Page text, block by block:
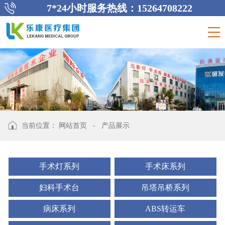
7*24小时服务热线：15264708222
当前位置： 网站首页 - 产品展示
手术灯系列 手术床系列
妇科手术台 吊塔吊桥系列
病床系列 ABS转运车